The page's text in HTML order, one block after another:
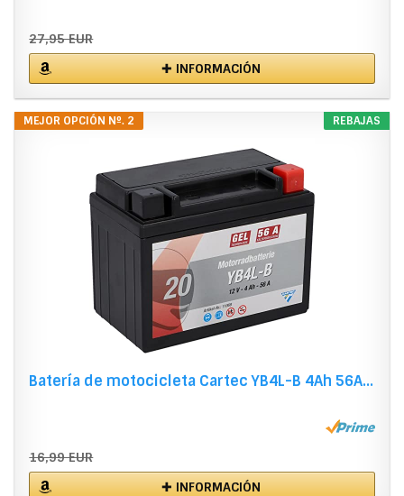
27,95 EUR
✚ INFORMACIÓN
REBAJAS
MEJOR OPCIÓN Nº. 2
Batería de motocicleta Cartec YB4L-B 4Ah 56A...
16,99 EUR
✚ INFORMACIÓN